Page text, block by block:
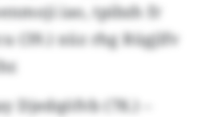
iao, tpibzh fr
(39.) xüz rhg Rügjlfv
Djedqöfvb (78.) –